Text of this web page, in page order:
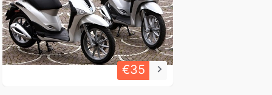
€35 keyboard_arrow_right